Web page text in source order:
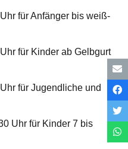
für Anfän­ger bis weiß-
für Kin­der ab Gelb­gurt
für Jugend­li­che und
Uhr für Kin­der 7 bis